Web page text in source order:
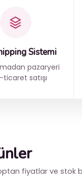
Sistemi
pazaryeri
satışı
fiyatlar ve stok